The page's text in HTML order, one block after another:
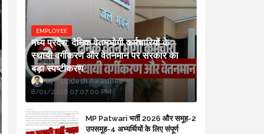
EMPLOYEE
मध्य प्रदेश: दैनिक वेतनभोगी कर्मचारियों के
स्थायी वर्गीकरण और वेतनमान पर सरकार का
बड़ा स्पष्टीकरण
Updesh Awasthee
8/01/2026 07:07:00 PM
MP Patwari भर्ती 2026 और समूह-2
उपसमूह-4 अभ्यर्थियों के लिए संपूर्ण